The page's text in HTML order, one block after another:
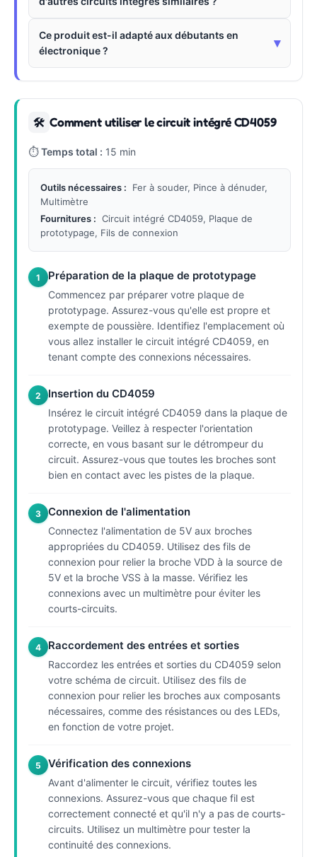
Ce produit est-il adapté aux débutants en
électronique ?
▾
🛠 Comment utiliser le circuit intégré CD4059
⏱Temps total : 15 min
Outils nécessaires :
Fer à souder, Pince à dénuder,
Multimètre
Fournitures : Circuit intégré CD4059, Plaque de
prototypage, Fils de connexion
1 Préparation de la plaque de prototypage
Commencez par préparer votre plaque de
prototypage. Assurez-vous qu'elle est propre et
exempte de poussière. Identifiez l'emplacement où
vous allez installer le circuit intégré CD4059, en
tenant compte des connexions nécessaires.
2 Insertion du CD4059
Insérez le circuit intégré CD4059 dans la plaque de
prototypage. Veillez à respecter l'orientation
correcte, en vous basant sur le détrompeur du
circuit. Assurez-vous que toutes les broches sont
bien en contact avec les pistes de la plaque.
3 Connexion de l'alimentation
Connectez l'alimentation de 5V aux broches
appropriées du CD4059. Utilisez des fils de
connexion pour relier la broche VDD à la source de
5V et la broche VSS à la masse. Vérifiez les
connexions avec un multimètre pour éviter les
courts-circuits.
4 Raccordement des entrées et sorties
Raccordez les entrées et sorties du CD4059 selon
votre schéma de circuit. Utilisez des fils de
connexion pour relier les broches aux composants
nécessaires, comme des résistances ou des LEDs,
en fonction de votre projet.
5 Vérification des connexions
Avant d'alimenter le circuit, vérifiez toutes les
connexions. Assurez-vous que chaque fil est
correctement connecté et qu'il n'y a pas de courts-
circuits. Utilisez un multimètre pour tester la
continuité des connexions.